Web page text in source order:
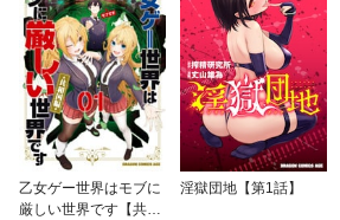
乙女ゲー世界はモブに
厳しい世界です【共和
淫獄団地【第1話】